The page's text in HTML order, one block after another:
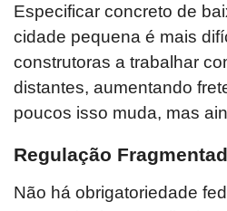
Especificar concreto de
cidade pequena é mais
construtoras a trabalhar
distantes, aumentando
poucos isso muda, mas
Regulação
Não há obrigatoriedade